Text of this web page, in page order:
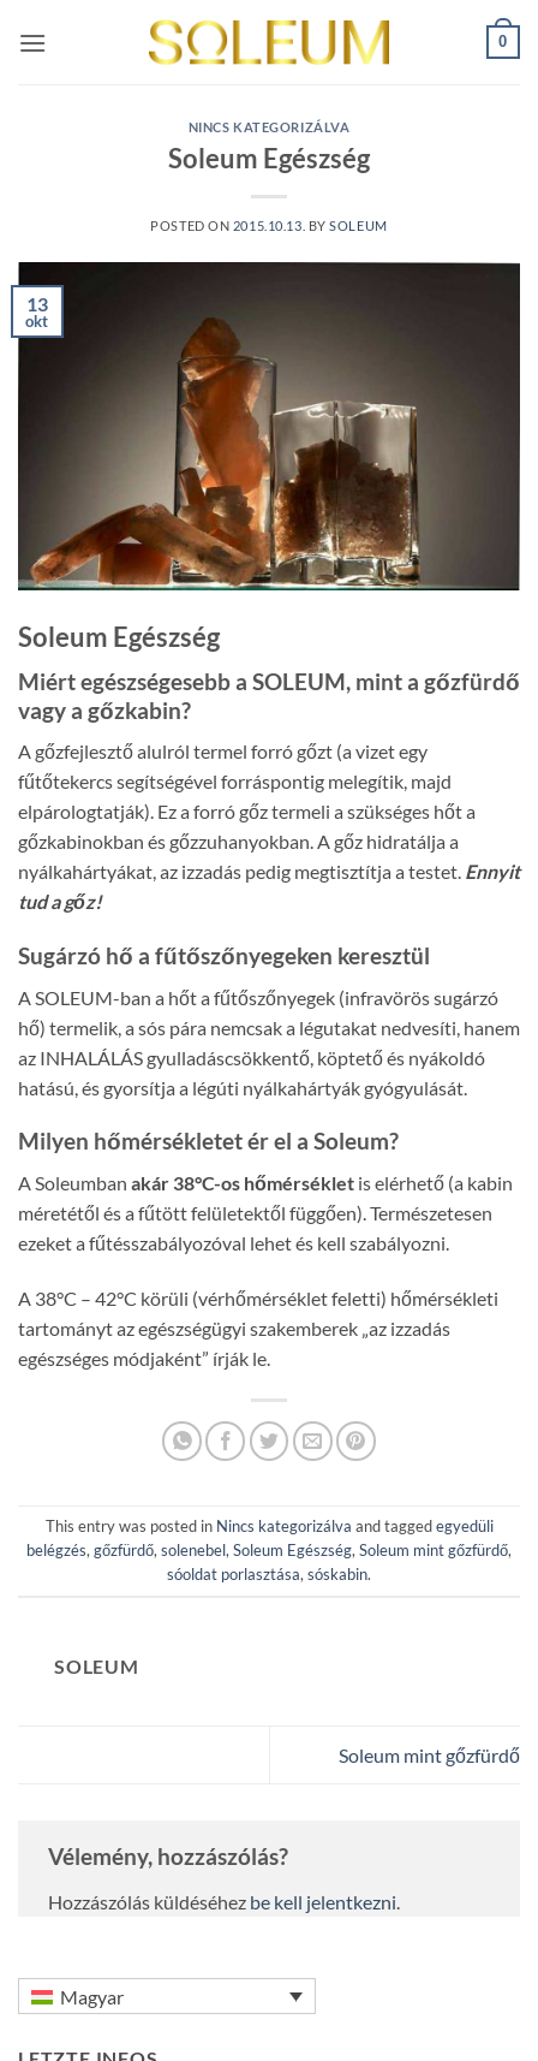
0
NINCS KATEGORIZÁLVA
Soleum Egészség
POSTED ON 2015.10.13. BYSOLEUM
13
okt
Soleum Egészség
Miért egészségesebb a SOLEUM, mint a gőzfürdő
vagy a gőzkabin?
A gőzfejlesztő alulról termel forró gőzt (a vizet egy
fűtőtekercs segítségével forráspontig melegítik, majd
elpárologtatják). Ez a forró gőz termeli a szükséges hőt a
gőzkabinokban és gőzzuhanyokban. A gőz hidratálja a
nyálkahártyákat, az izzadás pedig megtisztítja a testet. Ennyit
tud a gőz!
Sugárzó hő a fűtőszőnyegeken keresztül
A SOLEUM-ban a hőt a fűtőszőnyegek (infravörös sugárzó
hő) termelik, a sós pára nemcsak a légutakat nedvesíti, hanem
az INHALÁLÁS gyulladáscsökkentő, köptető és nyákoldó
hatású, és gyorsítja a légúti nyálkahártyák gyógyulását.
Milyen hőmérsékletet ér el a Soleum?
A Soleumban akár 38°C-os hőmérséklet is elérhető (a kabin
méretétől és a fűtött felületektől függően). Természetesen
ezeket a fűtésszabályozóval lehet és kell szabályozni.
A 38°C – 42°C körüli (vérhőmérséklet feletti) hőmérsékleti
tartományt az egészségügyi szakemberek „az izzadás
egészséges módjaként” írják le.
This entry was posted in Nincs kategorizálva and taggedegyedüli
belégzés,gőzfürdő,solenebel,Soleum Egészség,Soleum mint gőzfürdő,
sóoldat porlasztása,sóskabin.
SOLEUM
Soleum mint gőzfürdő
Vélemény, hozzászólás?
Hozzászólás küldéséhez be kell jelentkezni.
Magyar